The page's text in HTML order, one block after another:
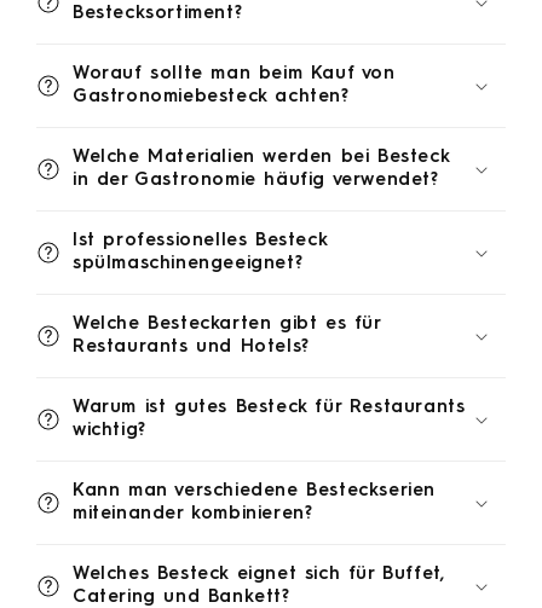
Bestecksortiment?
Worauf sollte man beim Kauf von
Gastronomiebesteck achten?
Welche Materialien werden bei Besteck
in der Gastronomie häufig verwendet?
Ist professionelles Besteck
spülmaschinengeeignet?
Welche Besteckarten gibt es für
Restaurants und Hotels?
Warum ist gutes Besteck für Restaurants
wichtig?
Kann man verschiedene Besteckserien
miteinander kombinieren?
Welches Besteck eignet sich für Buffet,
Catering und Bankett?